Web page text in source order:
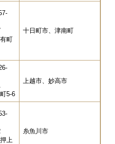
町
十日町市、津南町
5-6
上越市、妙高市
上
糸魚川市